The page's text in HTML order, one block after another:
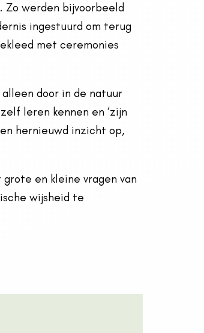
Zo werden bijvoorbeeld
ingestuurd om terug
met ceremonies
door in de natuur
leren kennen en ‘zijn
hernieuwd inzicht op,
en kleine vragen van
wijsheid te